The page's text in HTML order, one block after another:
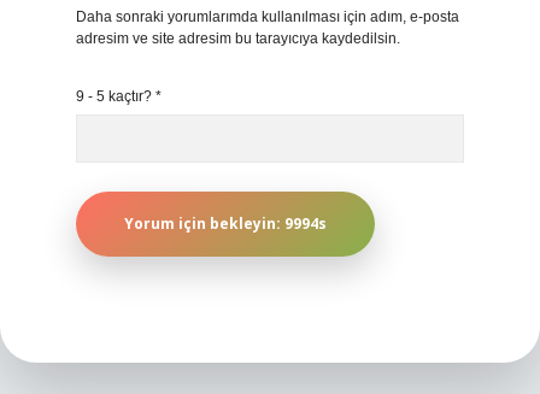
Daha sonraki yorumlarımda kullanılması için adım, e-posta
adresim ve site adresim bu tarayıcıya kaydedilsin.
9 - 5 kaçtır? *